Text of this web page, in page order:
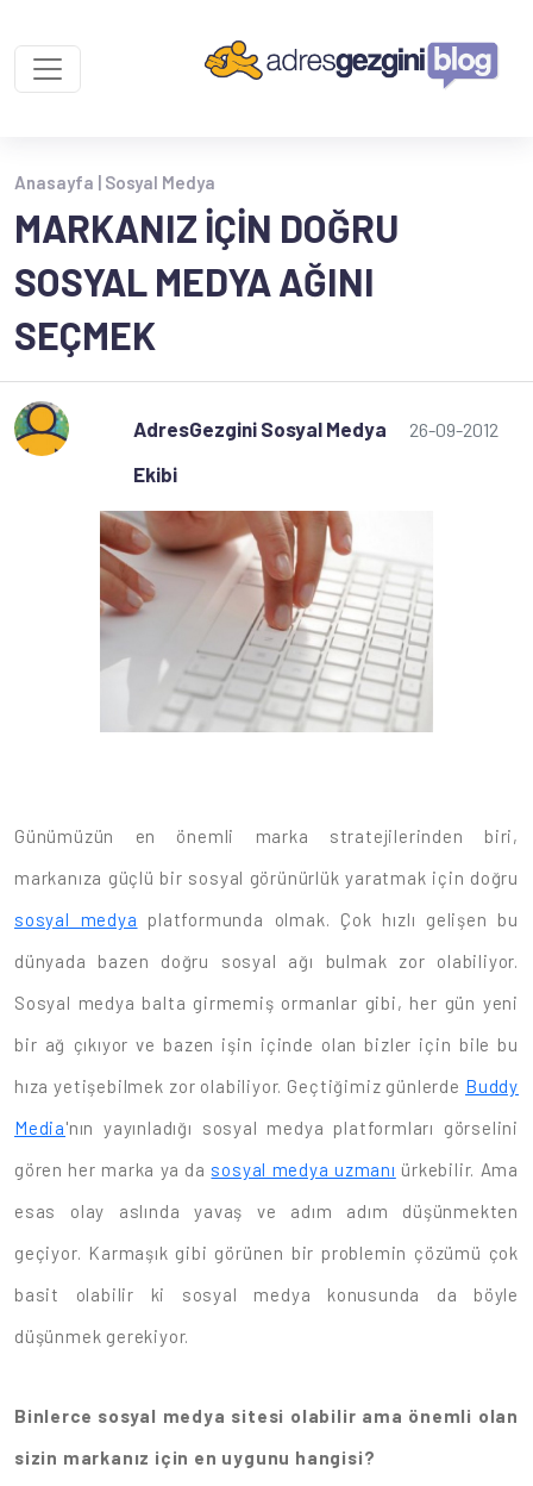
Anasayfa | Sosyal Medya
MARKANIZ IÇIN DOĞRU
SOSYAL MEDYA AĞINI
SEÇMEK
AdresGezgini Sosyal Medya
Ekibi
26-09-2012
Günümüzün en önemli marka stratejilerinden biri,
markanıza güçlü bir sosyal görünürlük yaratmak için doğru
sosyal medya platformunda olmak. Çok hızlı gelişen bu
dünyada bazen doğru sosyal ağı bulmak zor olabiliyor.
Sosyal medya balta girmemiş ormanlar gibi, her gün yeni
bir ağ çıkıyor ve bazen işin içinde olan bizler için bile bu
hıza yetişebilmek zor olabiliyor. Geçtiğimiz günlerde Buddy
Media'nın yayınladığı sosyal medya platformları görselini
gören her marka ya da sosyal medya uzmanı ürkebilir. Ama
esas olay aslında yavaş ve adım adım düşünmekten
geçiyor. Karmaşık gibi görünen bir problemin çözümü çok
basit olabilir ki sosyal medya konusunda da böyle
düşünmek gerekiyor.
Binlerce sosyal medya sitesi olabilir ama önemli olan
sizin markanız için en uygunu hangisi?